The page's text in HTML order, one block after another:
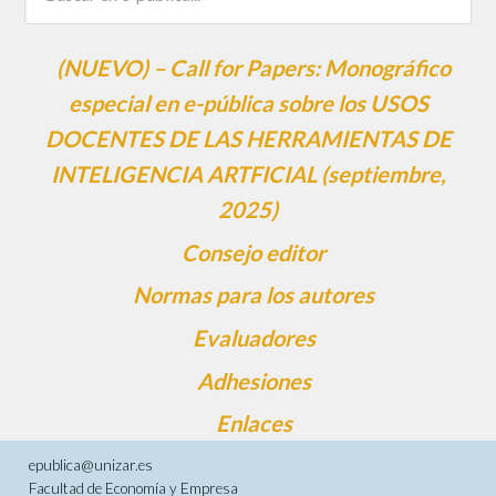
(NUEVO) – Call for Papers: Monográfico
especial en e-pública sobre los USOS
DOCENTES DE LAS HERRAMIENTAS DE
INTELIGENCIA ARTFICIAL (septiembre,
2025)
Consejo editor
Normas para los autores
Evaluadores
Adhesiones
Enlaces
epublica@unizar.es
Facultad de Economía y Empresa